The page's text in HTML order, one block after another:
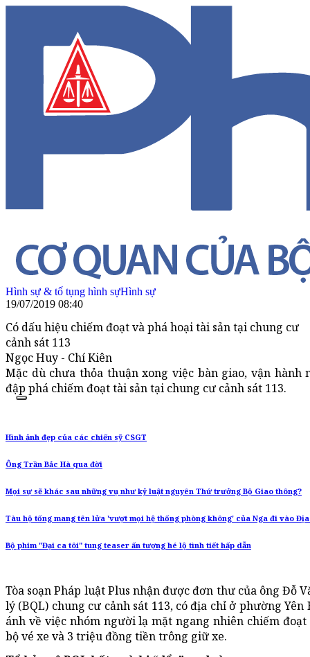
Hình sự & tố tụng hình sựHình sự
19/07/2019 08:40
Có dấu hiệu chiếm đoạt và phá hoại tài sản tại chung cư
cảnh sát 113
Ngọc Huy - Chí Kiên
Mặc dù chưa thỏa thuận xong việc bàn giao, vận
đập phá chiếm đoạt tài sản tại chung cư cảnh sát 113.
Hình ảnh đẹp của các chiến sỹ CSGT
Ông Trần Bắc Hà qua đời
Mọi sự sẽ khác sau những vụ như kỷ luật nguyên Thứ trưởng Bộ Giao thông?
Tàu hộ tống mang tên lửa 'vượt mọi hệ thống phòng không' của Nga đi vào
Bộ phim "Đại ca tôi" tung teaser ấn tượng hé lộ tình tiết hấp dẫn
Tòa soạn Pháp luật Plus nhận được đơn thư của ông Đỗ
lý (BQL) chung cư cảnh sát 113, có địa chỉ ở phường
ánh về việc nhóm người lạ mặt ngang nhiên chiếm
bộ vé xe và 3 triệu đồng tiền trông giữ xe.